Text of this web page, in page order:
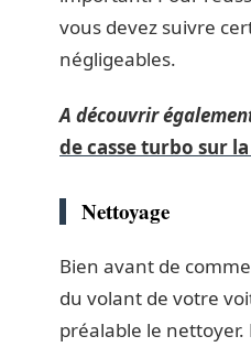
vous devez suivre
négligeables.
A découvrir
de casse turbo sur
Nettoyage
Bien avant de
du volant de votre
préalable le nettoyer.